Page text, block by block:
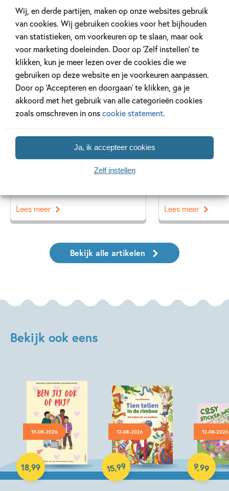
Wij, en derde partijen, maken op onze websites gebruik
van cookies. Wij gebruiken cookies voor het bijhouden
van statistieken, om voorkeuren op te slaan, maar ook
voor marketing doeleinden. Door op ‘Zelf instellen’ te
klikken, kun je meer lezen over de cookies die we
gebruiken op deze website en je voorkeuren aanpassen.
Door op ‘Accepteren en doorgaan’ te klikken, ga je
akkoord met het gebruik van alle categorieën cookies
zoals omschreven in onscookie statement.
Ja, ik accepteer cookies
Zelf instellen
Gerelateerde artikelen
Oplossing ‘De schaduwroof’
Achtergrond
Lees meer
Ons
Kinderpanel
Lees meer
Bekijk alle artikelen
Bekijk ook eens
19-08-2026
18,99
Hardcover
12-08-2026
15,99
Hardcover
12-08-2026
9,99
Paperback